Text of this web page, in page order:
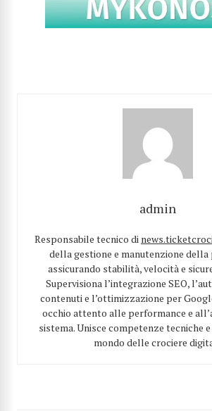
admin
Responsabile tecnico di
della gestione e manutenzione
assicurando stabilità, velocità e
Supervisiona l’integrazione SEO,
contenuti e l’ottimizzazione per
occhio attento alle performance e
sistema. Unisce competenze tecniche
mondo delle crociere